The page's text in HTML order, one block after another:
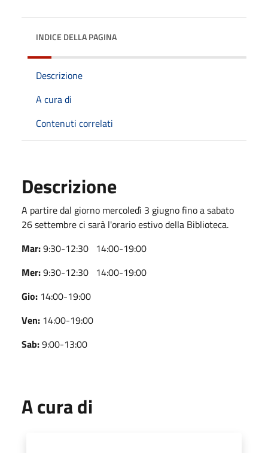
INDICE DELLA PAGINA
Descrizione
A cura di
Contenuti correlati
Descrizione
A partire dal giorno mercoledì 3 giugno fino a sabato
26 settembre ci sarà l'orario estivo della Biblioteca.
Mar:9:30-12:30 14:00-19:00
Mer:9:30-12:30 14:00-19:00
Gio: 14:00-19:00
Ven: 14:00-19:00
Sab:9:00-13:00
A cura di